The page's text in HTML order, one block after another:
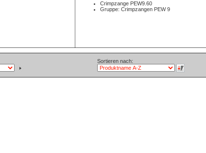
Crimpzange PEW9.60
Gruppe: Crimpzangen PEW 9
Sortieren nach: